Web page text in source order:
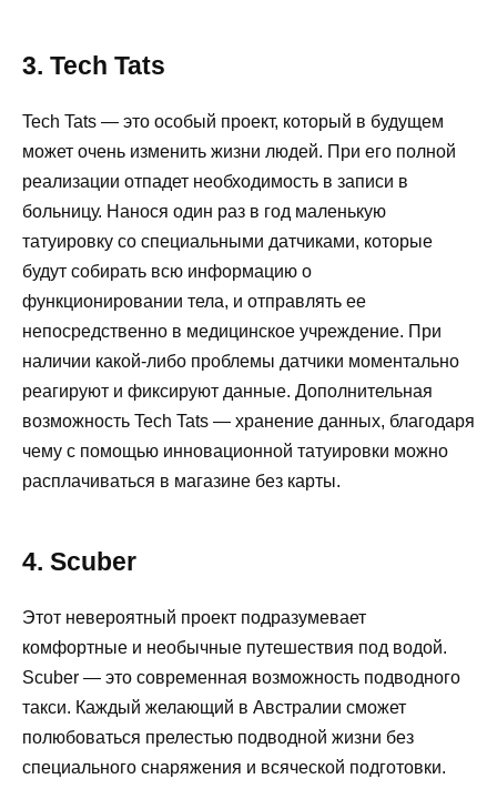
3. Tech Tats
Tech Tats — это особый проект, который в будущем
может очень изменить жизни людей. При его полной
реализации отпадет необходимость в записи в
больницу. Нанося один раз в год маленькую
татуировку со специальными датчиками, которые
будут собирать всю информацию о
функционировании тела, и отправлять ее
непосредственно в медицинское учреждение. При
наличии какой-либо проблемы датчики моментально
реагируют и фиксируют данные. Дополнительная
возможность Tech Tats — хранение данных, благодаря
чему с помощью инновационной татуировки можно
расплачиваться в магазине без карты.
4. Scuber
Этот невероятный проект подразумевает
комфортные и необычные путешествия под водой.
Scuber — это современная возможность подводного
такси. Каждый желающий в Австралии сможет
полюбоваться прелестью подводной жизни без
специального снаряжения и всяческой подготовки.